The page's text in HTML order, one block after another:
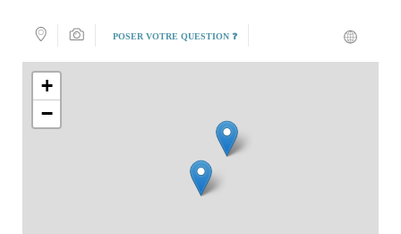
POSER VOTRE QUESTION ❓
+
−